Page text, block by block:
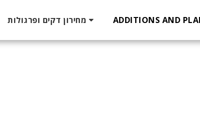
מחירון דקים ופרגולות ADDITIONS AND